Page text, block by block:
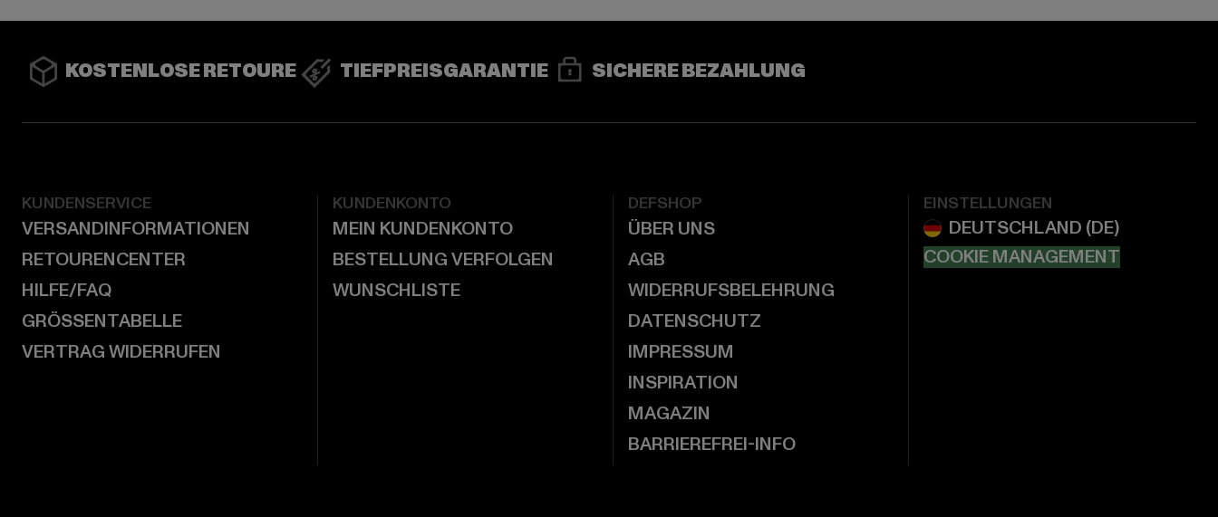
KOSTENLOSE RETOURE TIEFPREISGARANTIE SICHERE BEZAHLUNG
KUNDENSERVICE
VERSANDINFORMATIONEN
RETOURENCENTER
HILFE/FAQ
GRÖSSENTABELLE
VERTRAG WIDERRUFEN
KUNDENKONTO
MEIN KUNDENKONTO
BESTELLUNG VERFOLGEN
WUNSCHLISTE
DEFSHOP
ÜBER UNS
AGB
WIDERRUFSBELEHRUNG
DATENSCHUTZ
IMPRESSUM
INSPIRATION
MAGAZIN
BARRIEREFREI-INFO
EINSTELLUNGEN
COOKIE MANAGEMENT